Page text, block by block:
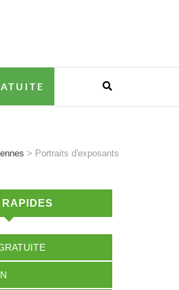
> Portraits d'exposants